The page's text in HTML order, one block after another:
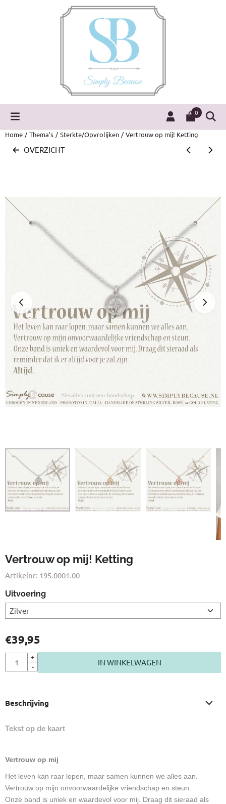
Cookievoorkeuren zijn momenteel gesloten.
0
Home / Thema's / Sterkte/Opvrolijken / Vertrouw op mij! Ketting
OVERZICHT
Vertrouw op mij! Ketting
Artikelnr: 195.0001.00
Uitvoering
€39,95
+
-
IN WINKELWAGEN
Beschrijving
Tekst op de kaart
Vertrouw op mij
Het leven kan raar lopen, maar samen kunnen we alles aan.
Vertrouw op mijn onvoorwaardelijke vriendschap en steun.
Onze band is uniek en waardevol voor mij. Draag dit sieraad als